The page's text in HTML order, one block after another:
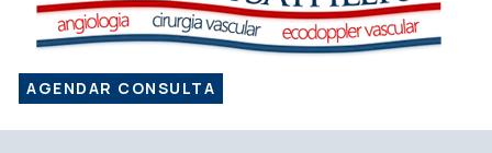
AGENDAR CONSULTA